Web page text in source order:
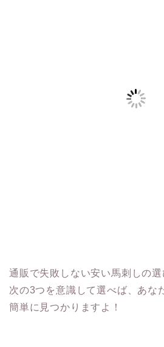
通販で失敗しない安い馬刺しの選
次の3つを意識して選べば、あな
簡単に見つかりますよ！